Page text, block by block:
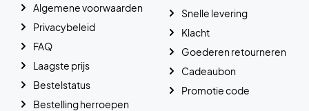
Algemene voorwaarden
Privacybeleid
FAQ
Laagste prijs
Bestelstatus
Bestelling herroepen
Snelle levering
Klacht
Goederen retourneren
Cadeaubon
Promotie code